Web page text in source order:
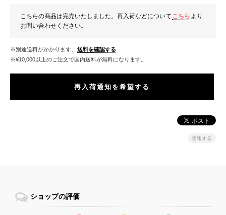
こちらの商品は完売いたしました。再入荷などについて こちら より
お問い合わせください。
※別途送料がかかります。 送料を確認する
※¥10,000以上のご注文で国内送料が無料になります。
再入荷通知を希望する
通報する
ショップの評価